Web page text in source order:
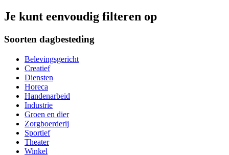
Je kunt eenvoudig filteren op
Soorten dagbesteding
Belevingsgericht
Creatief
Diensten
Horeca
Handenarbeid
Industrie
Groen en dier
Zorgboerderij
Sportief
Theater
Winkel